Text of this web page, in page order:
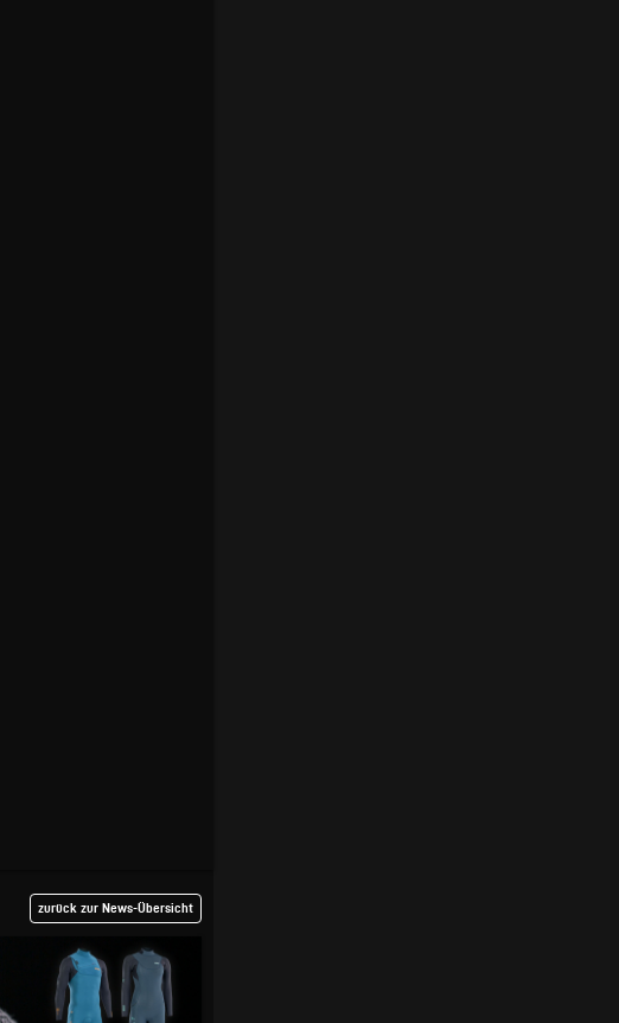
zurück zur News-Übersicht